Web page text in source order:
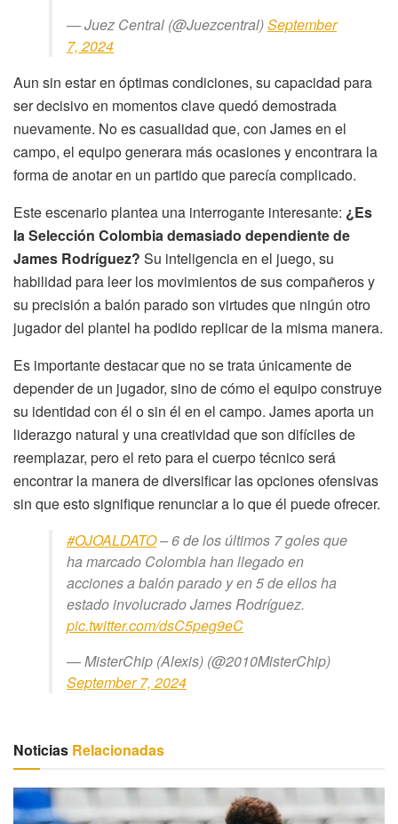
— Juez Central (@Juezcentral)September
7, 2024
Aun sin estar en óptimas condiciones, su capacidad para
ser decisivo en momentos clave quedó demostrada
nuevamente. No es casualidad que, con James en el
campo, el equipo generara más ocasiones y encontrara la
forma de anotar en un partido que parecía complicado.
Este escenario plantea una interrogante interesante: ¿Es
la Selección Colombia demasiado dependiente de
James Rodríguez? Su inteligencia en el juego, su
habilidad para leer los movimientos de sus compañeros y
su precisión a balón parado son virtudes que ningún otro
jugador del plantel ha podido replicar de la misma manera.
Es importante destacar que no se trata únicamente de
depender de un jugador, sino de cómo el equipo construye
su identidad con él o sin él en el campo. James aporta un
liderazgo natural y una creatividad que son difíciles de
reemplazar, pero el reto para el cuerpo técnico será
encontrar la manera de diversificar las opciones ofensivas
sin que esto signifique renunciar a lo que él puede ofrecer.
#OJOALDATO– 6 de los últimos 7 goles que
ha marcado Colombia han llegado en
acciones a balón parado y en 5 de ellos ha
estado involucrado James Rodríguez.
pic.twitter.com/dsC5peg9eC
— MisterChip (Alexis) (@2010MisterChip)
September 7, 2024
Noticias Relacionadas